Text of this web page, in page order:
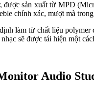
sản xuất từ MPD
chính xác, mượt mà
làm từ chất liệu
sẽ được tái hiện một
Audio